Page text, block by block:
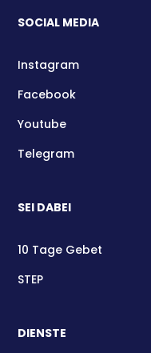
SOCIAL MEDIA
Instagram
Facebook
Youtube
Telegram
SEI DABEI
10 Tage Gebet
STEP
DIENSTE